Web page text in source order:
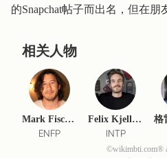
的Snapchat帖子而出名，但在
相关人物
Mark Fischbach (Markiplier)
ENFP
Felix Kjellberg (PewDiePie)
INTP
©wikimbti.com®